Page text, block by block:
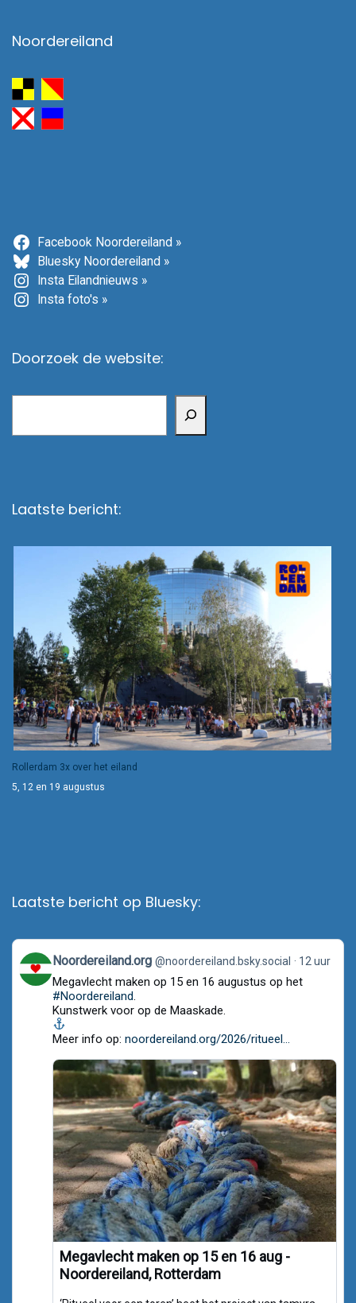
Noordereiland
Facebook Noordereiland »
Bluesky Noordereiland »
Insta Eilandnieuws »
Insta foto's »
Doorzoek de website:
Laatste bericht:
Rollerdam 3x over het eiland
5, 12 en 19 augustus
Laatste bericht op Bluesky:
View
post
by
Noordereiland.org
Bluesky
Noordereiland.org @noordereiland.bsky.social 12 uur
Megavlecht maken op 15 en 16 augustus op het
#Noordereiland.
Kunstwerk voor op de Maaskade.
Meer info op: noordereiland.org/2026/ritueel...
Megavlecht maken op 15 en 16 aug -
Noordereiland, Rotterdam